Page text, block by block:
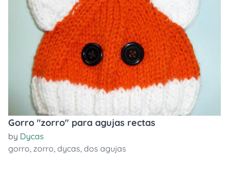
Gorro "zorro" para agujas rectas
by Dycas
gorro, zorro, dycas, dos agujas